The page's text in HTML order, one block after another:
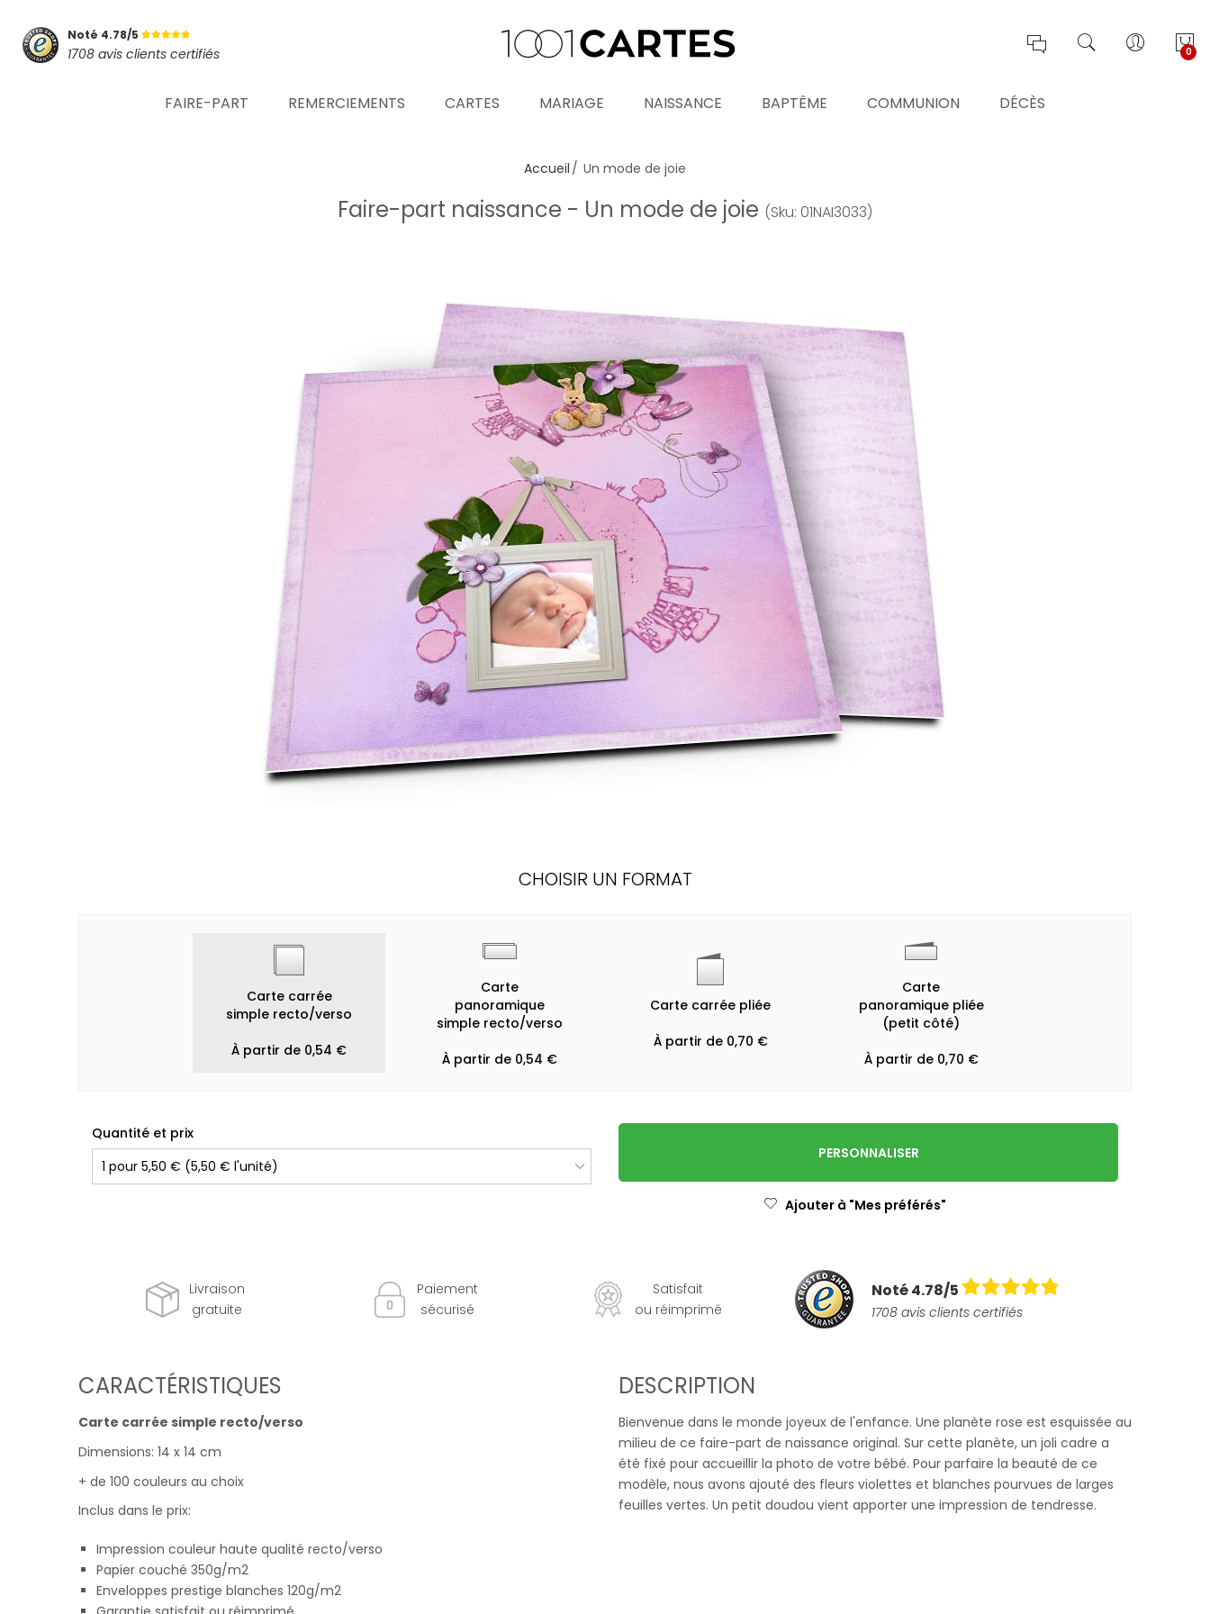
Noté 4.78/5
1708 avis clients certifiés 0
FAIRE-PART REMERCIEMENTS CARTES MARIAGE NAISSANCE BAPTÊME COMMUNION DÉCÈS
SE CONNECTER
Accueil Un mode de joie
Faire-part naissance - Un mode de joie (Sku: 01NAI3033)
CHOISIR UN FORMAT
Carte carrée
simple recto/verso
À partir de 0,54 €
Carte
panoramique
simple recto/verso
À partir de 0,54 €
Carte carrée pliée
À partir de 0,70 €
Carte
panoramique pliée
(petit côté)
À partir de 0,70 €
Quantité et prix
PERSONNALISER
Ajouter à "Mes préférés"
Livraison
gratuite
Paiement
sécurisé
Satisfait
ou réimprimé
Noté 4.78/5
1708 avis clients certifiés
CARACTÉRISTIQUES
Carte carrée simple recto/verso
Dimensions: 14 x 14 cm
+ de 100 couleurs au choix
Inclus dans le prix:
Impression couleur haute qualité recto/verso
Papier couché 350g/m2
Enveloppes prestige blanches 120g/m2
DESCRIPTION
Bienvenue dans le monde joyeux de l'enfance. Une planète rose est esquissée au
milieu de ce faire-part de naissance original. Sur cette planète, un joli cadre a
été fixé pour accueillir la photo de votre bébé. Pour parfaire la beauté de ce
modèle, nous avons ajouté des fleurs violettes et blanches pourvues de larges
feuilles vertes. Un petit doudou vient apporter une impression de tendresse.